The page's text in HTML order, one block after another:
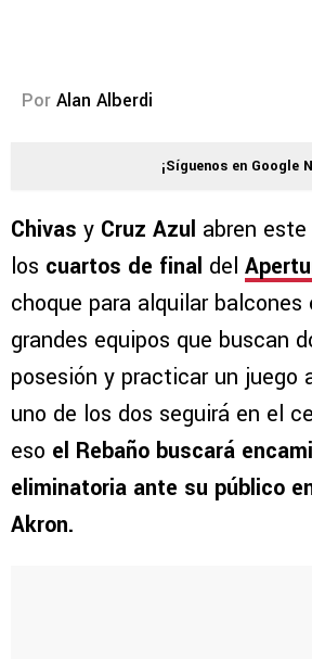
Por Alan Alberdi
¡Síguenos en Google
Chivas y Cruz Azul abren
los cuartos de final del
choque para alquilar balcones
grandes equipos que buscan
posesión y practicar un juego
uno de los dos seguirá en el
eso el Rebaño buscará
eliminatoria ante su público
Akron.